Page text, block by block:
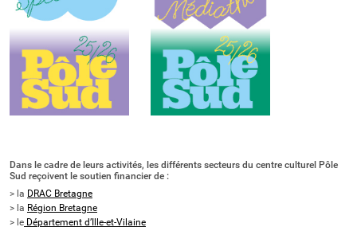
Dans le cadre de leurs activités, les différents secteurs du centre culturel Pôle
Sud reçoivent le soutien financier de :
> la DRAC Bretagne
> la Région Bretagne
> le Département d’Ille-et-Vilaine